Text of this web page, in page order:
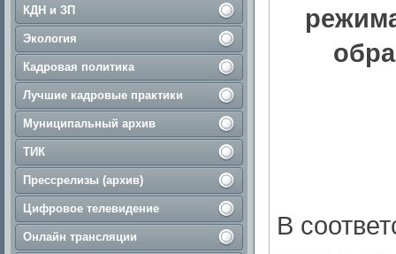
КДН и ЗП
Экология
Кадровая политика
Лучшие кадровые практики
Муниципальный архив
ТИК
Прессрелизы (архив)
Цифровое телевидение
Онлайн трансляции
В